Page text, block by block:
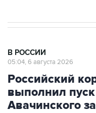
В РОССИИ
05:04, 6 августа 2026
Российский
выполнил
Авачинского